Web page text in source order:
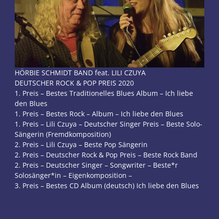
HÖRBIE SCHMIDT BAND feat. LILI CZUYA
DEUTSCHER ROCK & POP PREIS 2020
1. Preis – Bestes Traditionelles Blues Album – Ich liebe
den Blues
1. Preis – Bestes Rock – Album – Ich liebe den Blues
1. Preis – Lili Czuya – Deutscher Singer Preis – Beste Solo-
Sängerin (Fremdkomposition)
2. Preis – Lili Czuya – Beste Pop Sängerin
2. Preis – Deutscher Rock & Pop Preis – Beste Rock Band
2. Preis – Deutscher Singer – Songwriter – Beste*r
Solosänger*in – Eigenkomposition –
3. Preis – Bestes CD Album (deutsch) Ich liebe den Blues